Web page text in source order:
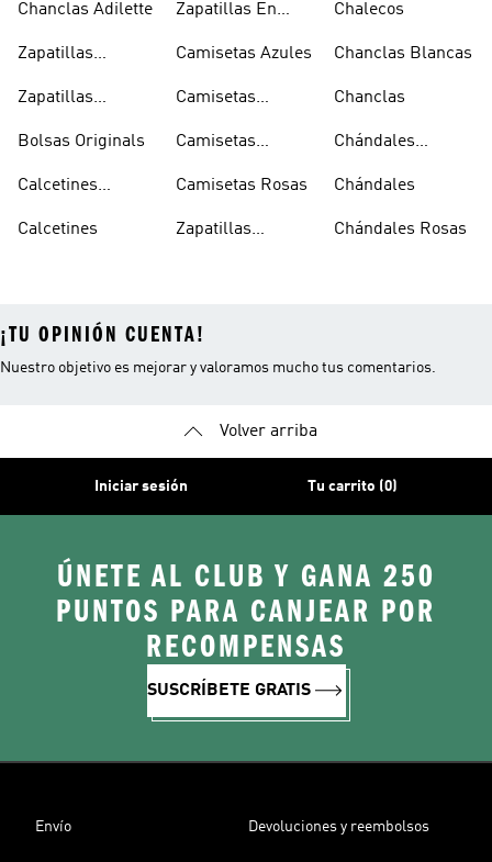
Chanclas Adilette
Zapatillas
Zapatillas
Blancas
Bolsas Originals
Calcetines
Blancos
Calcetines
Zapatillas En
Camisetas Azules
Camisetas
Camisetas
Camisetas Rosas
Zapatillas
Chalecos
Chanclas Blancas
Chanclas
Chándales
Chándales
Chándales Rosas
¡TU OPINIÓN CUENTA!
Nuestro objetivo es mejorar y valoramos mucho tus comentarios.
Volver arriba
Iniciar sesión Tu carrito (0)
ÚNETE AL CLUB Y GANA 250
PUNTOS PARA CANJEAR POR
RECOMPENSAS
SUSCRÍBETE GRATIS
Envío Devoluciones y reembolsos